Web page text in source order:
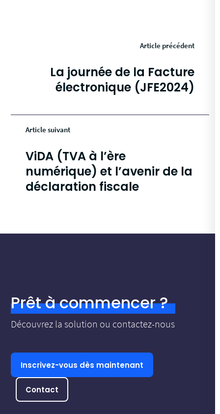
Article précédent
La journée de la Facture
électronique (JFE2024)
Article suivant
ViDA (TVA à l’ère
numérique) et l’avenir de la
déclaration fiscale
Prêt à commencer ?
Découvrez la solution ou contactez-nous
Inscrivez-vous dès maintenant
Contact